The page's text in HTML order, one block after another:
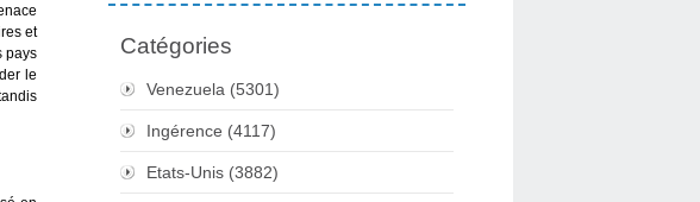
et
pays
le
Catégories
Venezuela (5301)
Ingérence (4117)
Etats-Unis (3882)